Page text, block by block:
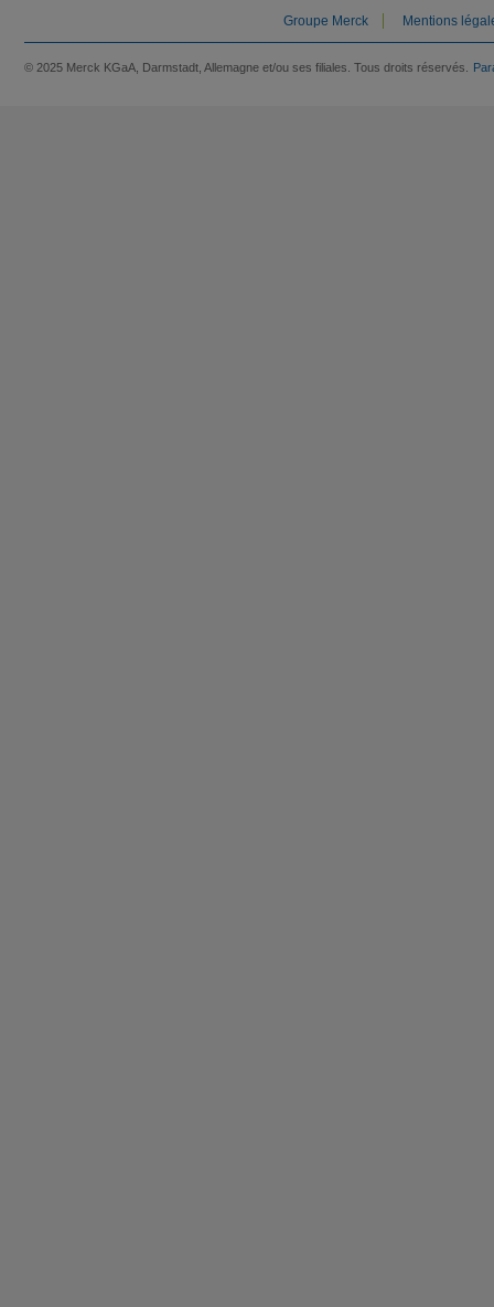
Groupe Merck Mentions
© 2025 Merck KGaA, Darmstadt, Allemagne et/ou ses filiales. Tous droits réservés.